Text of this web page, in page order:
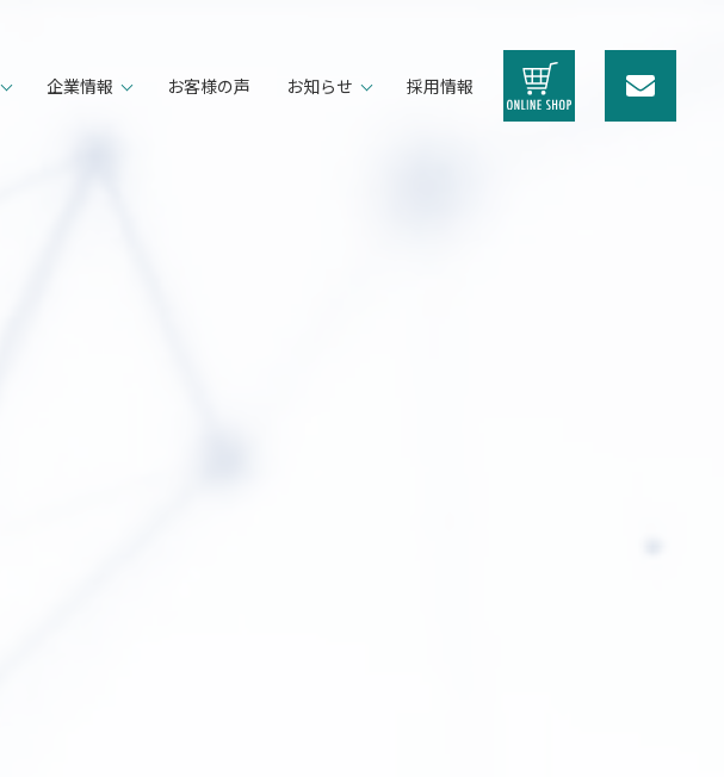
企業情報 お客様の声 お知らせ 採用情報